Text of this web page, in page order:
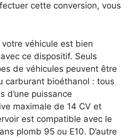
cette conversion, vous
véhicule est bien
ce dispositif. Seuls
de véhicules peuvent être
carburant bioéthanol : tous
d’une puissance
maximale de 14 CV et
est compatible avec le
plomb 95 ou E10. D’autre